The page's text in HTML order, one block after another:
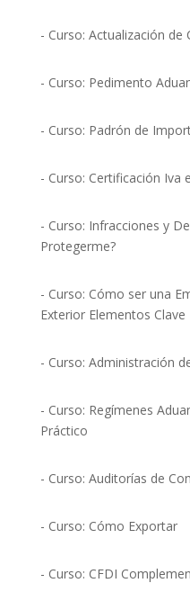
- Curso: Actualización de
- Curso: Pedimento
- Curso: Padrón de
- Curso: Certificación Iva
- Curso: Infracciones y
Protegerme?
- Curso: Cómo ser una
Exterior Elementos Clave
- Curso: Administración
- Curso: Regímenes
Práctico
- Curso: Auditorías de
- Curso: Cómo Exportar
- Curso: CFDI